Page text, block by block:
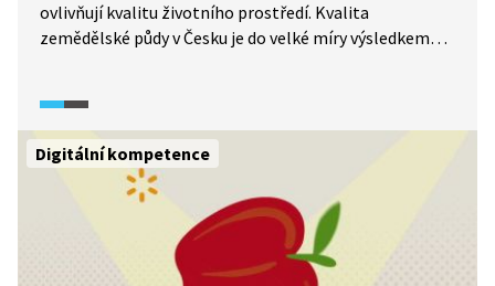
ovlivňují kvalitu životního prostředí. Kvalita
zemědělské půdy v Česku je do velké míry výsledkem
eroze, kontaminace podzemních vod nebo struktura
samotné půdy, která brání tolik potřebnému vsakování
srážkové vody. Ladislav Miko a Václav Cílek
v souvislostech vysvětlují důsledky a nabízejí
alternativu v podobě udržitelného způsobu
zemědělské výroby.
Digitální kompetence